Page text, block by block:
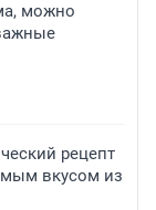
можно
рецепт
вкусом из